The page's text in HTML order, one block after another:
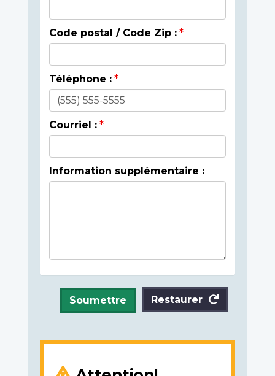
Code postal / Code Zip :
Téléphone :
Courriel :
Information supplémentaire :
Soumettre Restaurer